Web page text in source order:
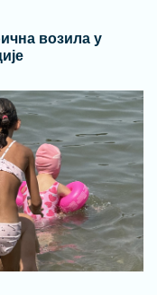
возила у